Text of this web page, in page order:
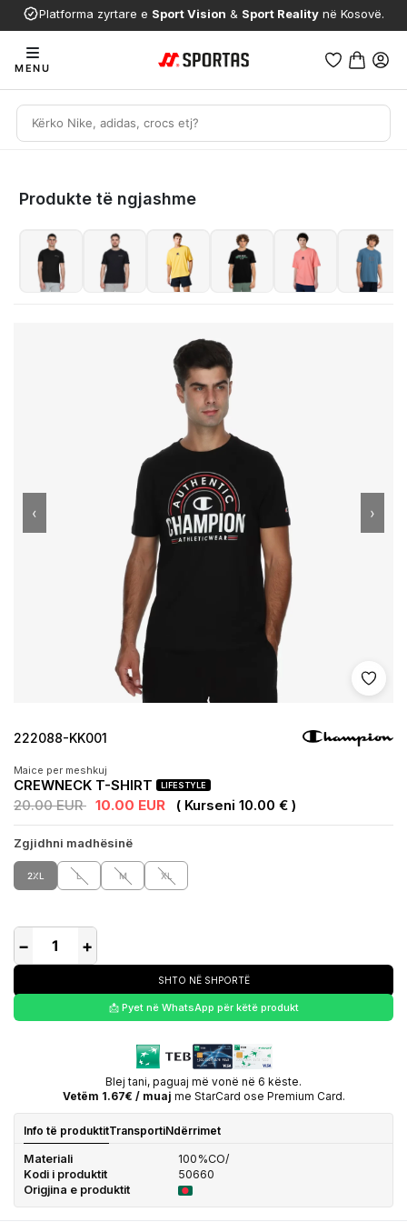
Platforma zyrtare e Sport Vision & Sport Reality në Kosovë.
MENU
Produkte të ngjashme
Shto
‹ ›
222088-KK001
Maice per meshkuj
CREWNECK T-SHIRT LIFESTYLE
20.00 EUR 10.00 EUR ( Kurseni 10.00 € )
Zgjidhni madhësinë
2XL L M XL
− +
SHTO NË SHPORTË
📩 Pyet në WhatsApp për këtë produkt
Blej tani, paguaj më vonë në 6 këste.
Vetëm 1.67€ / muaj me StarCard ose Premium Card.
Info të produktitTransportiNdërrimet
Materiali
100%CO/
Kodi i produktit
50660
Origjina e produktit